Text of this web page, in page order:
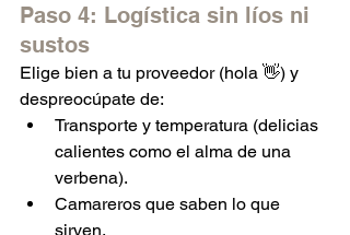
Paso 4: Logística sin líos ni
sustos
Elige bien a tu proveedor (hola 👋) y
despreocúpate de:
Transporte y temperatura (delicias
calientes como el alma de una
verbena).
Camareros que saben lo que
sirven.